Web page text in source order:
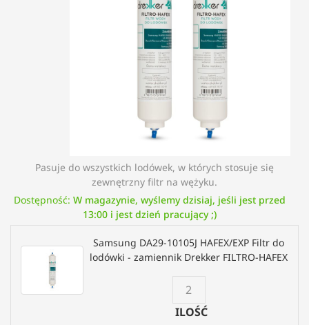
Pasuje do wszystkich lodówek, w których stosuje się
zewnętrzny filtr na wężyku.
Dostępność: W magazynie, wyślemy dzisiaj, jeśli jest przed
13:00 i jest dzień pracujący ;)
Samsung DA29-10105J HAFEX/EXP Filtr do
lodówki - zamiennik Drekker FILTRO-HAFEX
ILOŚĆ